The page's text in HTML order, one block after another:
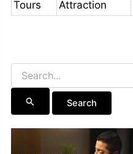
Tours Attraction
Search
for: